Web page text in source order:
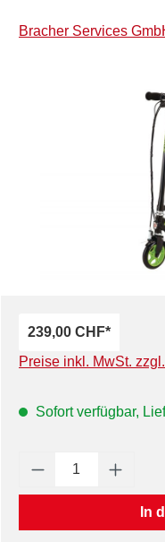
Bracher Services
Bildergalerie
239,00 CHF*
Preise inkl. MwSt.
Sofort verfügbar,
Produkt
In